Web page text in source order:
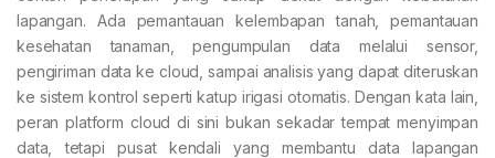
lapangan. Ada pemantauan kelembapan tanah, pemantauan
kesehatan tanaman, pengumpulan data melalui sensor,
pengiriman data ke cloud, sampai analisis yang dapat diteruskan
ke sistem kontrol seperti katup irigasi otomatis. Dengan kata lain,
peran platform cloud di sini bukan sekadar tempat menyimpan
data, tetapi pusat kendali yang membantu data lapangan